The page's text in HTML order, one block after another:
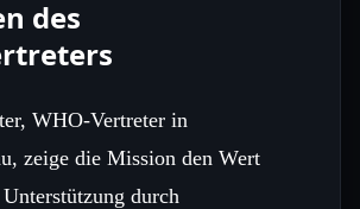
des
WHO‑Vertreter in
zeige die Mission den Wert
durch